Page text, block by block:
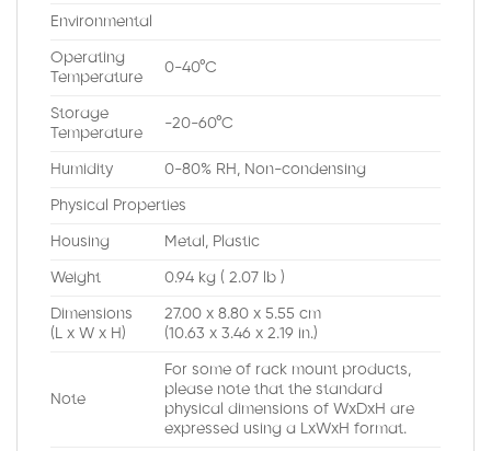
Environmental
Operating
Temperature
0-40°C
Storage
Temperature
-20-60°C
Humidity 0-80% RH, Non-condensing
Physical Properties
Housing Metal, Plastic
Weight 0.94 kg ( 2.07 lb )
Dimensions
(L x W x H)
27.00 x 8.80 x 5.55 cm
(10.63 x 3.46 x 2.19 in.)
Note
For some of rack mount products,
please note that the standard
physical dimensions of WxDxH are
expressed using a LxWxH format.